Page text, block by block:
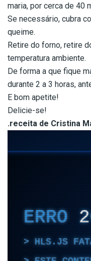
maria, por cerca de 40
Se necessário, cubra
queime.
Retire do forno, retire
temperatura ambiente.
De forma a que fique
durante 2 a 3 horas,
E bom apetite!
Delicie-se!
.receita de Cristina